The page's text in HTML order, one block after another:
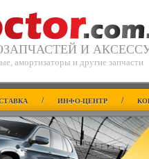
И
амортизаторы и другие запчасти
/ ИНФО-ЦЕНТР /